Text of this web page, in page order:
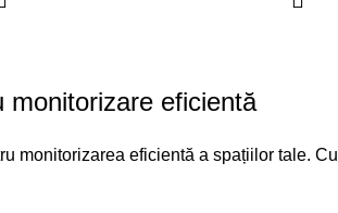
monitorizare eficientă
monitorizarea eficientă a spațiilor tale. Cu